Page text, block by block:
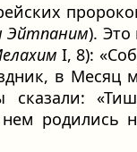
Эйтпаним).
I, 8):
в Месяц
родились